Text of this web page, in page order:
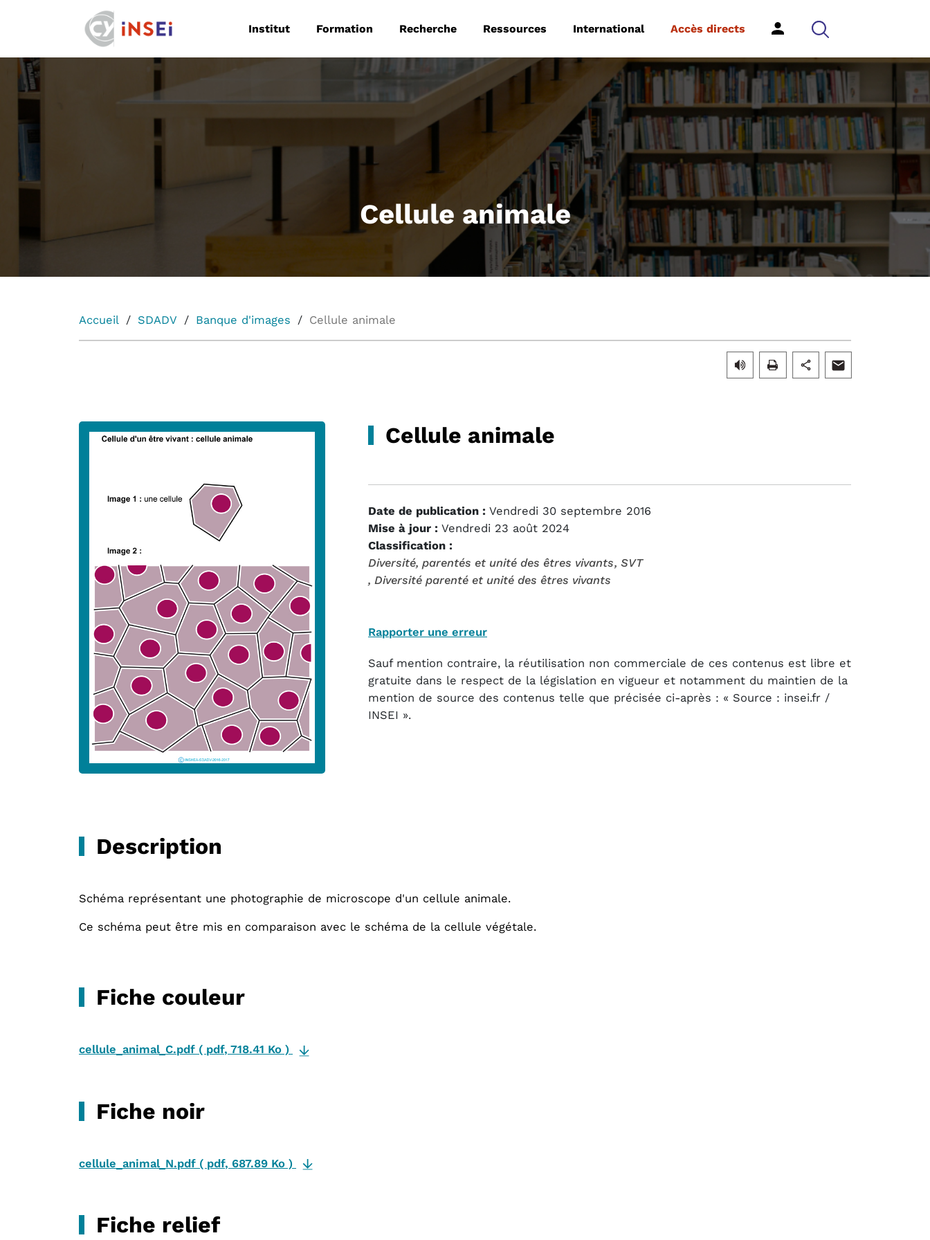
Institut Formation Recherche Ressources International Accès directs
Cellule animale
Accueil SDADV Banque d'images Cellule animale
Cellule animale
Date de publication : Vendredi 30 septembre 2016
Mise à jour : Vendredi 23 août 2024
Classification :
Diversité, parentés et unité des êtres vivants, SVT
, Diversité parenté et unité des êtres vivants
Rapporter une erreur
Sauf mention contraire, la réutilisation non commerciale de ces contenus est libre et
gratuite dans le respect de la législation en vigueur et notamment du maintien de la
mention de source des contenus telle que précisée ci-après : « Source : insei.fr /
INSEI ».
Description
Schéma représentant une photographie de microscope d'un cellule animale.
Ce schéma peut être mis en comparaison avec le schéma de la cellule végétale.
Fiche couleur
cellule_animal_C.pdf ( pdf, 718.41 Ko )
Fiche noir
cellule_animal_N.pdf ( pdf, 687.89 Ko )
Fiche relief